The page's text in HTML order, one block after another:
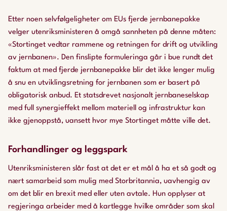
Etter noen selvfølgeligheter om EUs fjerde jernbanepakke
velger utenriksministeren å omgå sannheten på denne måten:
«Stortinget vedtar rammene og retningen for drift og utvikling
av jernbanen». Den finslipte formuleringa går i bue rundt det
faktum at med fjerde jernbanepakke blir det ikke lenger mulig
å snu en utviklingsretning for jernbanen som er basert på
obligatorisk anbud. Et statsdrevet nasjonalt jernbaneselskap
med full synergieffekt mellom materiell og infrastruktur kan
ikke gjenoppstå, uansett hvor mye Stortinget måtte ville det.
Forhandlinger og leggspark
Utenriksministeren slår fast at det er et mål å ha et så godt og
nært samarbeid som mulig med Storbritannia, uavhengig av
om det blir en brexit med eller uten avtale. Hun opplyser at
regjeringa arbeider med å kartlegge hvilke områder som skal